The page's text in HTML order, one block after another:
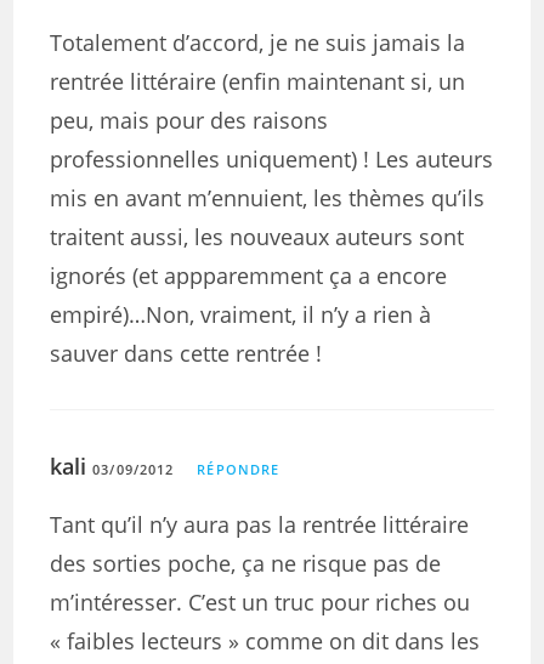
Totalement d’accord, je ne suis jamais la
rentrée littéraire (enfin maintenant si, un
peu, mais pour des raisons
professionnelles uniquement) ! Les auteurs
mis en avant m’ennuient, les thèmes qu’ils
traitent aussi, les nouveaux auteurs sont
ignorés (et appparemment ça a encore
empiré)…Non, vraiment, il n’y a rien à
sauver dans cette rentrée !
kali 03/09/2012 RÉPONDRE
Tant qu’il n’y aura pas la rentrée littéraire
des sorties poche, ça ne risque pas de
m’intéresser. C’est un truc pour riches ou
« faibles lecteurs » comme on dit dans les